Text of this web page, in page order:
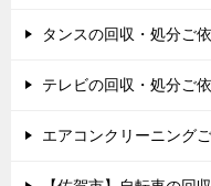
タンスの回収・処分ご
テレビの回収・処分ご
エアコンクリーニング